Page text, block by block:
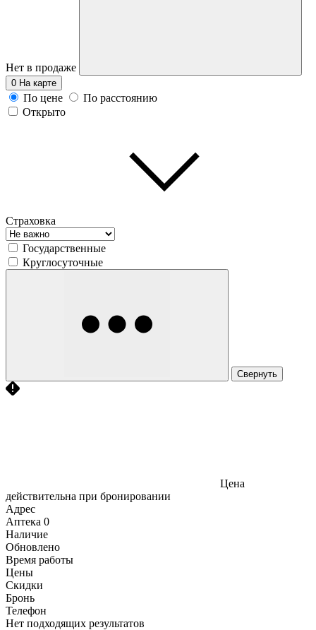
Нет в продаже
0 На карте
По цене
По расстоянию
Открыто
Страховка
Государственные
Круглосуточные
Свернуть
Цена
действительна при бронировании
Адрес
Аптека 0
Наличие
Обновлено
Время работы
Цены
Скидки
Бронь
Телефон
Нет подходящих результатов